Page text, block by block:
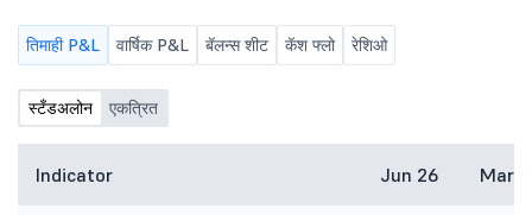
तिमाही P&L वार्षिक P&L बॅलन्स शीट कॅश फ्लो रेशिओ
स्टँडअलोन एकत्रित
Indicator Jun 26 Mar